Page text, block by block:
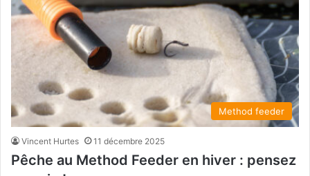
Method feeder
Vincent Hurtes 11 décembre 2025
Pêche au Method Feeder en hiver : pensez